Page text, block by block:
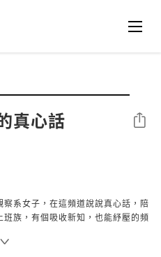
真心話 分享
系女子，在這頻道說說真心話，陪
族，有個吸收新知，也能紓壓的頻